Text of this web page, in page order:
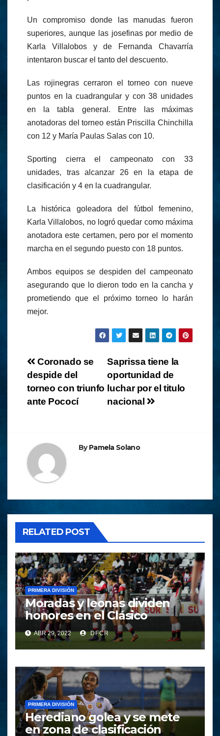
Un compromiso donde las manudas fueron
superiores, aunque las josefinas por medio de
Karla Villalobos y de Fernanda Chavarría
intentaron buscar el tanto del descuento.
Las rojinegras cerraron el torneo con nueve
puntos en la cuadrangular y con 38 unidades
en la tabla general. Entre las máximas
anotadoras del torneo están Priscilla Chinchilla
con 12 y María Paulas Salas con 10.
Sporting cierra el campeonato con 33
unidades, tras alcanzar 26 en la etapa de
clasificación y 4 en la cuadrangular.
La histórica goleadora del fútbol femenino,
Karla Villalobos, no logró quedar como máxima
anotadora este certamen, pero por el momento
marcha en el segundo puesto con 18 puntos.
Ambos equipos se despiden del campeonato
asegurando que lo dieron todo en la cancha y
prometiendo que el próximo torneo lo harán
mejor.
Navegación
de
entradas
Saprissa tiene la
oportunidad de
luchar por el titulo
nacional
Coronado se
despide del
torneo con triunfo
ante Pococí
ByPamela Solano
RELATED POST
PRIMERA DIVISIÓN
Moradas y leonas dividen
honores en el Clásico
ABR 29, 2022 DFCR
PRIMERA DIVISIÓN
Herediano golea y se mete
en zona de clasificación